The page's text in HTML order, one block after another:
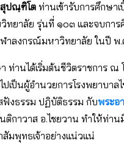
ปณฺฑิโต ท่านเข้ารับการศึกษา
วิทยาลัย รุ่นที่ ๑๐๓ และจบกา
าลงกรณ์มหาวิทยาลัย ในปี พ
ท่านได้เริ่มต้นชีวิตราชการ ณ
ปเป็นผู้อำนวยการโรงพยาบาล
ฟังธรรม ปฏิบัติธรรม กับพระอ
ติกาวาส อ.ไชยวาน ทำให้ท่าน
มพุทธเจ้าอย่างแน่วแน่